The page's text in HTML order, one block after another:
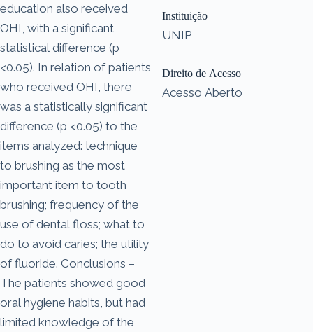
education also received
OHI, with a significant
statistical difference (p
<0.05). In relation of patients
who received OHI, there
was a statistically significant
difference (p <0.05) to the
items analyzed: technique
to brushing as the most
important item to tooth
brushing; frequency of the
use of dental floss; what to
do to avoid caries; the utility
of fluoride. Conclusions –
The patients showed good
oral hygiene habits, but had
limited knowledge of the
Instituição
UNIP
Direito de Acesso
Acesso Aberto